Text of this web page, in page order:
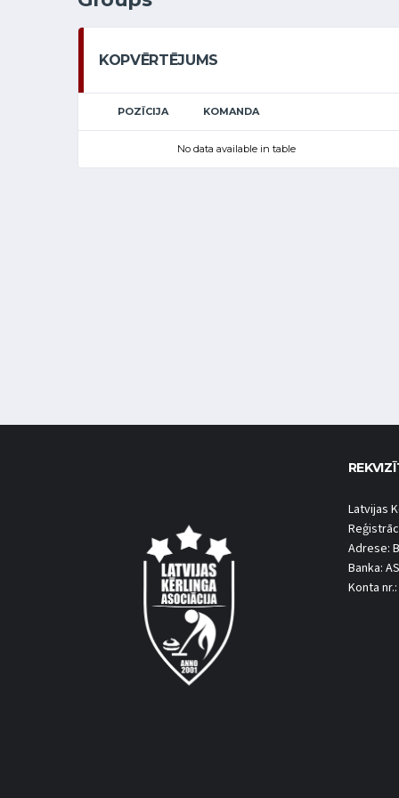
KOPVĒRTĒJUMS
POZĪCIJA KOMANDA
No data available in table
Latvijas
Adrese:
Banka:
Konta